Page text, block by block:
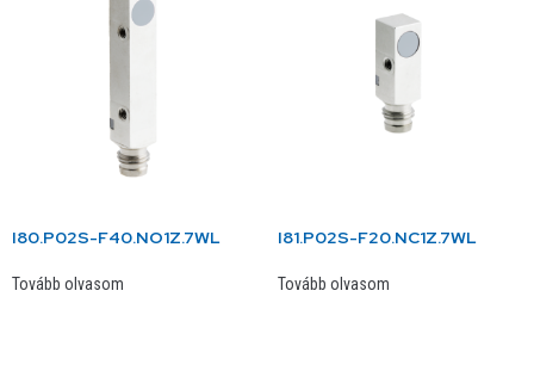
I80.P02S-F40.NO1Z.7WL
Tovább olvasom
I81.P02S-F20.NC1Z.7WL
Tovább olvasom